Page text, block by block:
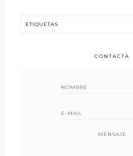
CONTACTA
MENSAJE